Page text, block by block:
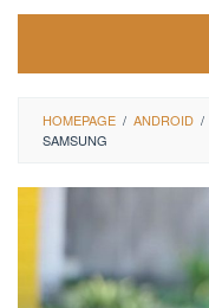
HOMEPAGE / ANDROID /
SAMSUNG